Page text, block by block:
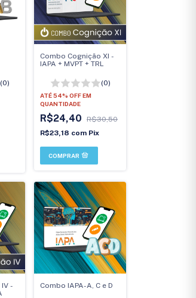
(0)
Combo Cognição XI -
IAPA + MVPT + TRL
(0)
ATÉ 54% OFFEM
QUANTIDADE
R$24,40
R$30,50
R$23,18 com Pix
-
Combo IAPA-A, C e D